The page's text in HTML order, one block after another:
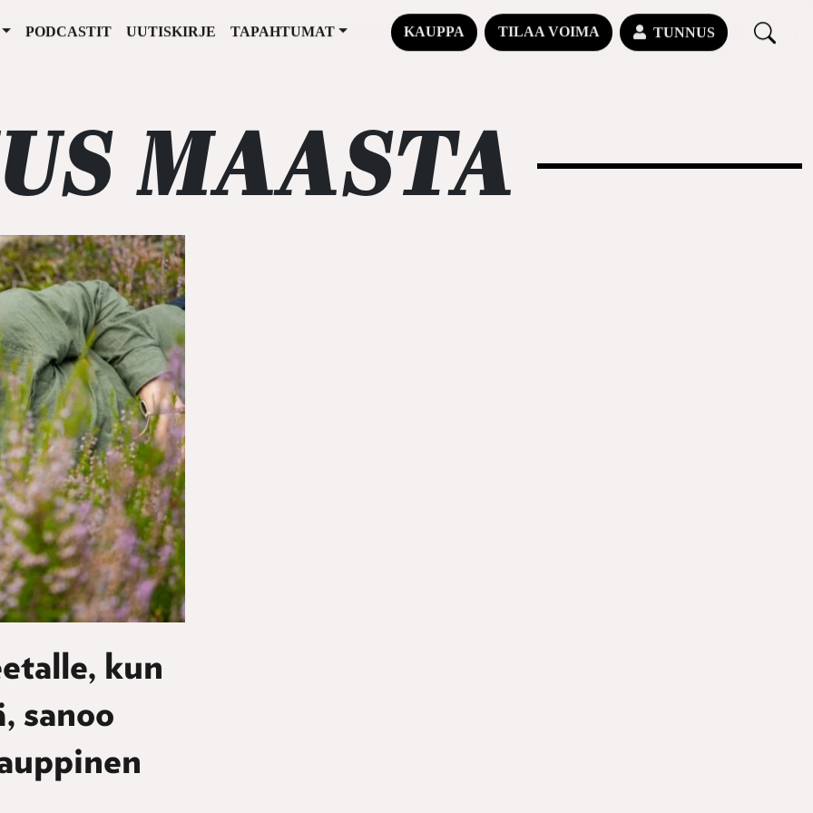
PODCASTIT UUTISKIRJE TAPAHTUMAT KAUPPA TILAA VOIMA TUNNUS
MAASTA
kun
sanoo